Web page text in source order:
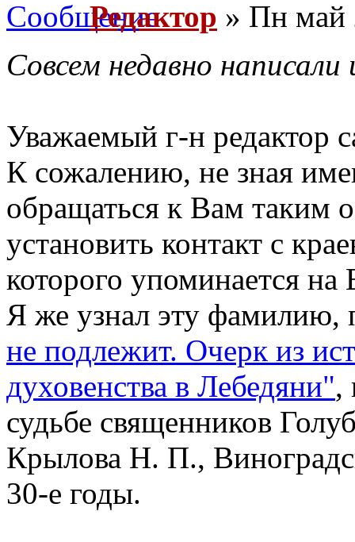
Редактор » Пн май
Совсем недавно написали
Уважаемый г-н редактор
К сожалению, не зная
обращаться к Вам таким
установить контакт с
которого упоминается
Я же узнал эту фамилию,
не подлежит. Очерк из
духовенства в Лебедяни",
судьбе священников
Крылова Н. П.,
30-е годы.